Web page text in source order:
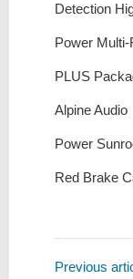
Detection
Power
PLUS
Alpine Audio
Power
Red Brake
Previous